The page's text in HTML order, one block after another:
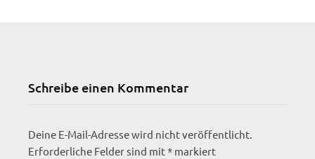
Schreibe einen Kommentar
Deine E-Mail-Adresse wird nicht veröffentlicht.
Erforderliche Felder sind mit* markiert